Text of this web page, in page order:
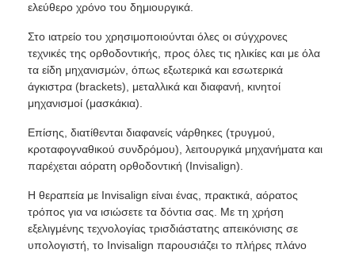
ελεύθερο χρόνο του δημιουργικά.
Στο ιατρείο του χρησιμοποιούνται όλες οι σύγχρονες
τεχνικές της ορθοδοντικής, προς όλες τις ηλικίες και με όλα
τα είδη μηχανισμών, όπως εξωτερικά και εσωτερικά
άγκιστρα (brackets), μεταλλικά και διαφανή, κινητοί
μηχανισμοί (μασκάκια).
Επίσης, διατίθενται διαφανείς νάρθηκες (τρυγμού,
κροταφογναθικού συνδρόμου), λειτουργικά μηχανήματα και
παρέχεται αόρατη ορθοδοντική (Invisalign).
Η θεραπεία με Invisalign είναι ένας, πρακτικά, αόρατος
τρόπος για να ισιώσετε τα δόντια σας. Με τη χρήση
εξελιγμένης τεχνολογίας τρισδιάστατης απεικόνισης σε
υπολογιστή, το Invisalign παρουσιάζει το πλήρες πλάνο